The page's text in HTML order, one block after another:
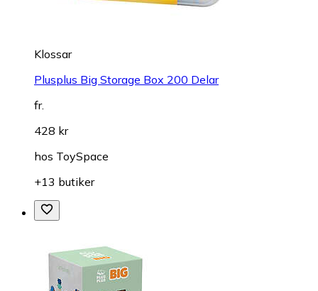
Klossar
Plusplus Big Storage Box 200 Delar
fr.
428 kr
hos ToySpace
+13 butiker